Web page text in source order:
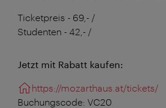
Ticketpreis - 69,- /
Studenten - 42,- /
Jetzt mit Rabatt kaufen:
https://mozarthaus.at/tickets/
Buchungscode: VC20